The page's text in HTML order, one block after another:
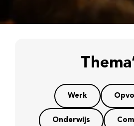
Werk
Onderwijs